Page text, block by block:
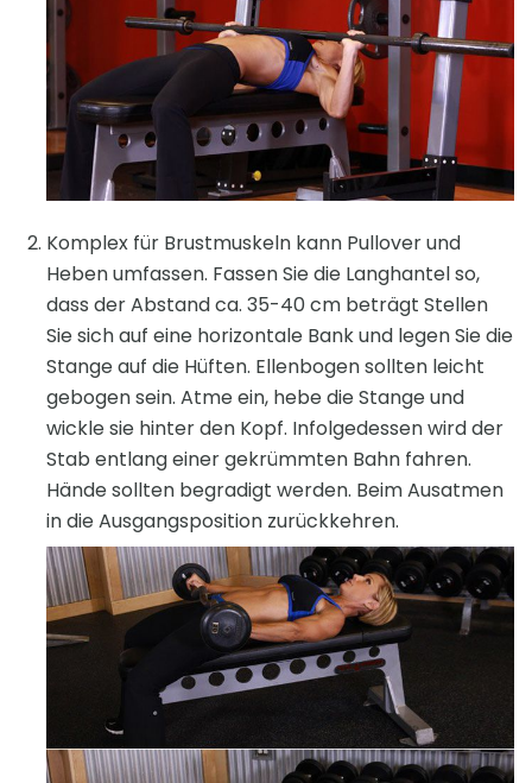
Komplex für Brustmuskeln kann Pullover und
Heben umfassen. Fassen Sie die Langhantel so,
dass der Abstand ca. 35-40 cm beträgt Stellen
Sie sich auf eine horizontale Bank und legen Sie die
Stange auf die Hüften. Ellenbogen sollten leicht
gebogen sein. Atme ein, hebe die Stange und
wickle sie hinter den Kopf. Infolgedessen wird der
Stab entlang einer gekrümmten Bahn fahren.
Hände sollten begradigt werden. Beim Ausatmen
in die Ausgangsposition zurückkehren.